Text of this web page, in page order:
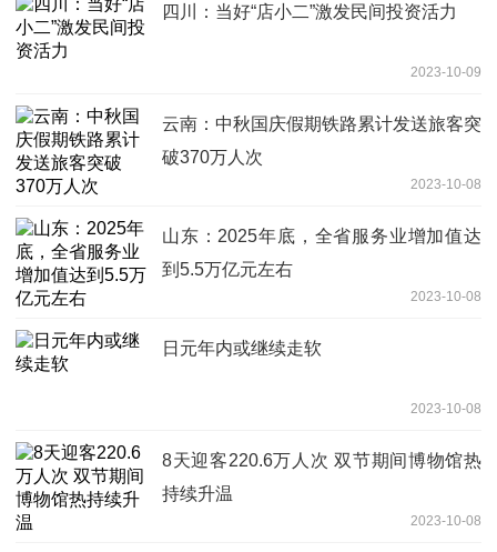
四川：当好“店小二”激发民间投资活力
2023-10-09
云南：中秋国庆假期铁路累计发送旅客突
破370万人次
2023-10-08
山东：2025年底，全省服务业增加值达
到5.5万亿元左右
2023-10-08
日元年内或继续走软
2023-10-08
8天迎客220.6万人次 双节期间博物馆热
持续升温
2023-10-08